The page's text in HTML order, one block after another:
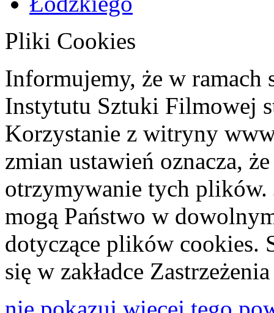
Pliki Cookies
Informujemy, że w ramach
Instytutu Sztuki Filmowej
Korzystanie z witryny
zmian ustawień oznacza,
otrzymywanie tych plików.
mogą Państwo w
dotyczące plików cookies.
się w zakładce